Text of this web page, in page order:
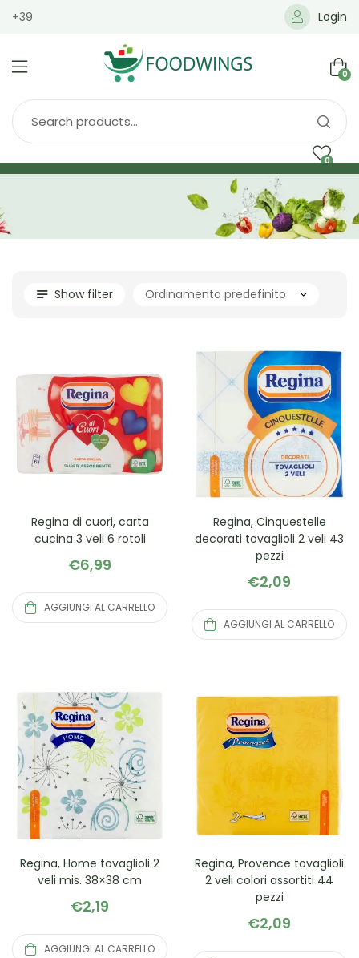
+39 Login
0
0
Shop Blog
Show filter
Regina di cuori, carta
cucina 3 veli 6 rotoli
€6,99
AGGIUNGI AL CARRELLO
Regina, Cinquestelle
decorati tovaglioli 2 veli 43
pezzi
€2,09
AGGIUNGI AL CARRELLO
Regina, Home tovaglioli 2
veli mis. 38×38 cm
€2,19
AGGIUNGI AL CARRELLO
Regina, Provence tovaglioli
2 veli colori assortiti 44
pezzi
€2,09